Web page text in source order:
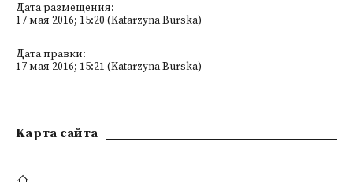
Дата размещения:
17 мая 2016; 15:20 (Katarzyna Burska)
Дата правки:
17 мая 2016; 15:21 (Katarzyna Burska)
Kарта сайта